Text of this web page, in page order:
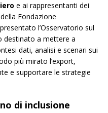
e ai rappresentanti dei
Fondazione
l’Osservatorio sul
destinato a mettere a
dati, analisi e scenari sui
più mirato l’export,
e supportare le strategie
di inclusione